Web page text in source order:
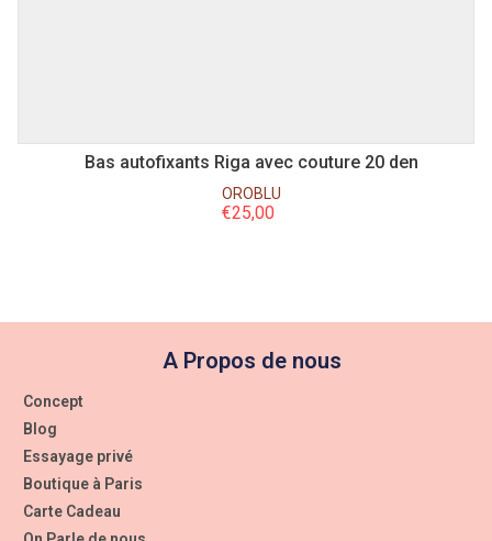
Bas autofixants Riga avec couture 20 den
OROBLU
€25,00
A Propos de nous
Concept
Blog
Essayage privé
Boutique à Paris
Carte Cadeau